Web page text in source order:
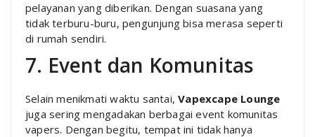
pelayanan yang diberikan. Dengan suasana yang
tidak terburu-buru, pengunjung bisa merasa seperti
di rumah sendiri.
7. Event dan Komunitas
Selain menikmati waktu santai,Vapexcape Lounge
juga sering mengadakan berbagai event komunitas
vapers. Dengan begitu, tempat ini tidak hanya